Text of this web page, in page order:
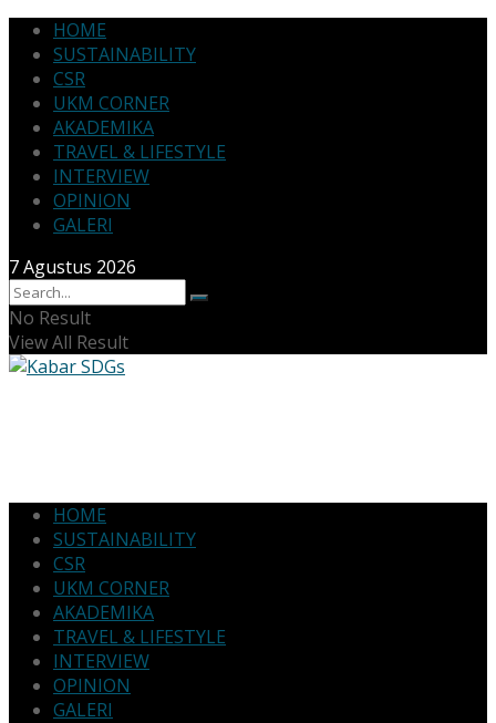
HOME
SUSTAINABILITY
CSR
UKM CORNER
AKADEMIKA
TRAVEL & LIFESTYLE
INTERVIEW
OPINION
GALERI
7 Agustus 2026
No Result
View All Result
HOME
SUSTAINABILITY
CSR
UKM CORNER
AKADEMIKA
TRAVEL & LIFESTYLE
INTERVIEW
OPINION
GALERI